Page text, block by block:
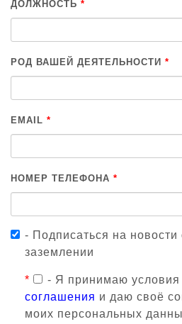
ДОЛЖНОСТЬ *
РОД ВАШЕЙ ДЕЯТЕЛЬНОСТИ *
EMAIL *
НОМЕР ТЕЛЕФОНА *
- Подписаться на
заземлении
* - Я принимаю условия
соглашения и даю своё
моих персональных